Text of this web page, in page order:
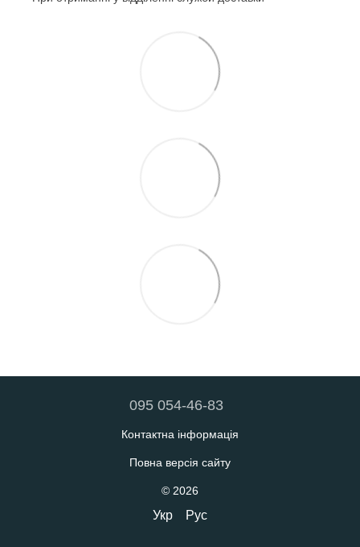
095 054-46-83
Контактна інформація
Повна версія сайту
© 2026
Укр Рус